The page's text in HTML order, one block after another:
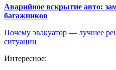
Аварийное вскрытие авто:
багажников
Почему эвакуатор — лучшее
ситуации
Интересное: